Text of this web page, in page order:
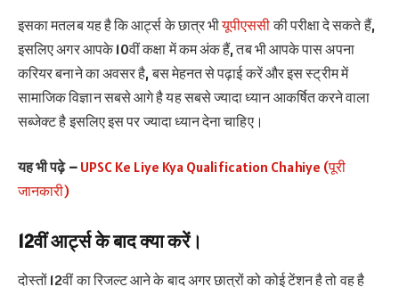
इसका मतलब यह है कि आर्ट्स के छात्र भीयूपीएससीकी परीक्षा दे सकते हैं,
इसलिए अगर आपके 10वीं कक्षा में कम अंक हैं, तब भी आपके पास अपना
करियर बनाने का अवसर है, बस मेहनत से पढ़ाई करें और इस स्ट्रीम में
सामाजिक विज्ञान सबसे आगे है यह सबसे ज्यादा ध्यान आकर्षित करने वाला
सब्जेक्ट है इसलिए इस पर ज्यादा ध्यान देना चाहिए।
यह भी पढ़े – UPSC Ke Liye Kya Qualification Chahiye (पूरी
जानकारी)
12वीं आर्ट्स के बाद क्या करें।
दोस्तों 12वीं का रिजल्ट आने के बाद अगर छात्रों को कोई टेंशन है तो वह है